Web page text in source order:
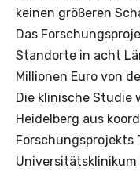
keinen größeren
Das
Standorte in acht
Millionen Euro von
Die klinische Studie
Heidelberg aus
Forschungsprojekts
Universitätsklinikum